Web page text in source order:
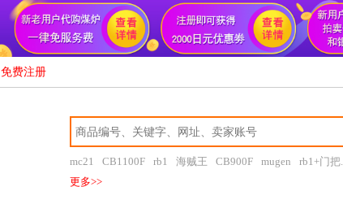
免费注册
mc21 CB1100F rb1 海贼王 CB900F mugen rb1+门把
更多>>